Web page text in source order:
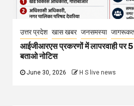
उत्तर प्रदेश खास खबर जनसमस्या
आईजीआरएस प्रकरणों में लापरवाही पर 5
बताओ नोटिस
June 30, 2026 H S live news